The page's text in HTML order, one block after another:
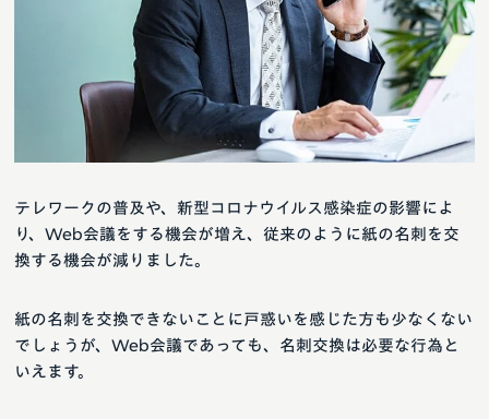
紙の名刺を交換できないことに戸惑いを感じた方も少なくない
でしょうが、Web会議であっても、名刺交換は必要な行為と
いえます。
テレワークの普及や、新型コロナウイルス感染症の影響によ
り、Web会議をする機会が増え、従来のように紙の名刺を交
換する機会が減りました。